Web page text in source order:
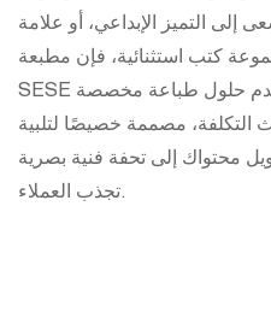
إلى التميز الإبداعي، أو علامة
كتب استثنائية، فإن مطبعة
SESE هي شريكك الاستراتيجي. نقدم حلول طباعة مخصصة
التكلفة، مصممة خصيصًا لتلبية
محتواك إلى تحفة فنية بصرية
تجذب العملاء.